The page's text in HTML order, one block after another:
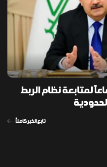
لمتابعة نظام الربط
تابع الخبر كاملاً